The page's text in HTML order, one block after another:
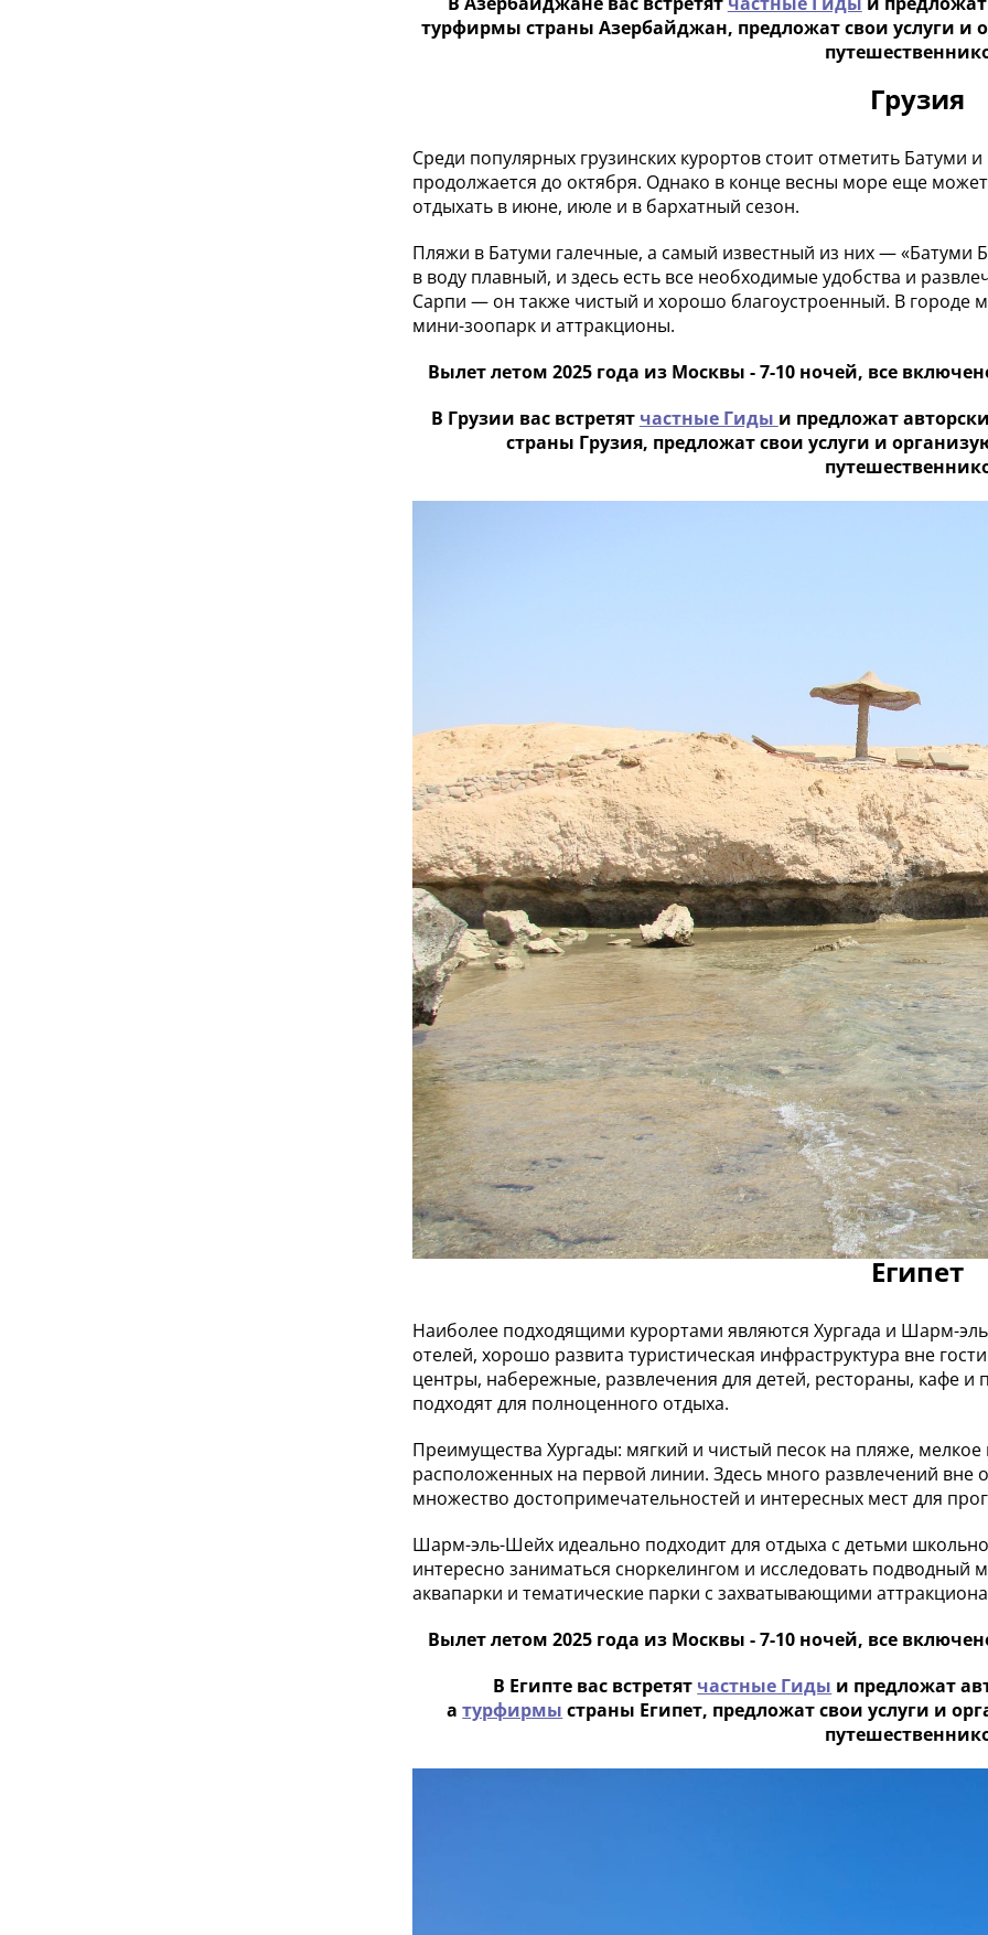
турфирмы страны Азербайджан, предложат свои услуги и
Грузия
Среди популярных грузинских курортов стоит отметить Батуми
продолжается до октября. Однако в конце весны море еще
отдыхать в июне, июле и в бархатный сезон.
Пляжи в Батуми галечные, а самый известный из них — «Батуми
в воду плавный, и здесь есть все необходимые удобства и
Сарпи — он также чистый и хорошо благоустроенный. В городе
мини-зоопарк и аттракционы.
Вылет летом 2025 года из Москвы - 7-10 ночей, все
В Грузии вас встретят частные Гиды и предложат
страны Грузия, предложат свои услуги и
Египет
Наиболее подходящими курортами являются Хургада и Шарм-
отелей, хорошо развита туристическая инфраструктура вне
центры, набережные, развлечения для детей, рестораны, кафе
подходят для полноценного отдыха.
Преимущества Хургады: мягкий и чистый песок на пляже,
расположенных на первой линии. Здесь много развлечений вне
множество достопримечательностей и интересных мест для
Шарм-эль-Шейх идеально подходит для отдыха с детьми
интересно заниматься сноркелингом и исследовать подводный
аквапарки и тематические парки с захватывающими
Вылет летом 2025 года из Москвы - 7-10 ночей, все
В Египте вас встретят частные Гиды и предложат
атурфирмы страны Египет, предложат свои услуги и